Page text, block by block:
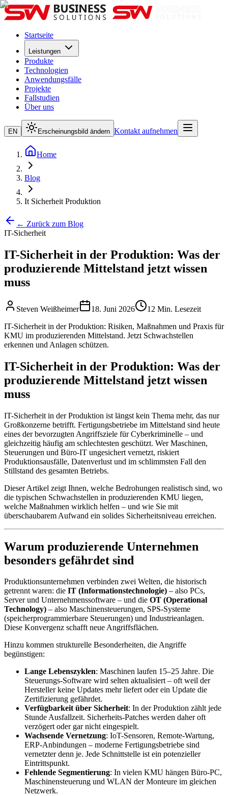
Startseite
Leistungen
Produkte
Technologien
Anwendungsfälle
Projekte
Fallstudien
Über uns
EN Erscheinungsbild ändern Kontakt aufnehmen
Home
Blog
It Sicherheit Produktion
← Zurück zum Blog
IT-Sicherheit
IT-Sicherheit in der Produktion: Was der
produzierende Mittelstand jetzt wissen
muss
Steven Weißheimer 18. Juni 2026
12 Min. Lesezeit
IT-Sicherheit in der Produktion: Risiken, Maßnahmen und Praxis für
KMU im produzierenden Mittelstand. Jetzt Schwachstellen
erkennen und Anlagen schützen.
IT-Sicherheit in der Produktion: Was der
produzierende Mittelstand jetzt wissen
muss
IT-Sicherheit in der Produktion ist längst kein Thema mehr, das nur
Großkonzerne betrifft. Fertigungsbetriebe im Mittelstand sind heute
eines der bevorzugten Angriffsziele für Cyberkriminelle – und
gleichzeitig häufig am schlechtesten geschützt. Wer Maschinen,
Steuerungen und Büro-IT ungesichert vernetzt, riskiert
Produktionsausfälle, Datenverlust und im schlimmsten Fall den
Stillstand des gesamten Betriebs.
Dieser Artikel zeigt Ihnen, welche Bedrohungen realistisch sind, wo
die typischen Schwachstellen in produzierenden KMU liegen,
welche Maßnahmen wirklich helfen – und wie Sie mit
überschaubarem Aufwand ein solides Sicherheitsniveau erreichen.
Warum produzierende Unternehmen
besonders gefährdet sind
Produktionsunternehmen verbinden zwei Welten, die historisch
getrennt waren: die IT (Informationstechnologie) – also PCs,
Server und Unternehmenssoftware – und die OT (Operational
Technology) – also Maschinensteuerungen, SPS-Systeme
(speicherprogrammierbare Steuerungen) und Industrieanlagen.
Diese Konvergenz schafft neue Angriffsflächen.
Hinzu kommen strukturelle Besonderheiten, die Angriffe
begünstigen:
Lange Lebenszyklen: Maschinen laufen 15–25 Jahre. Die
Steuerungs-Software wird selten aktualisiert – oft weil der
Hersteller keine Updates mehr liefert oder ein Update die
Zertifizierung gefährdet.
Verfügbarkeit über Sicherheit: In der Produktion zählt jede
Stunde Ausfallzeit. Sicherheits-Patches werden daher oft
verzögert oder gar nicht eingespielt.
Wachsende Vernetzung: IoT-Sensoren, Remote-Wartung,
ERP-Anbindungen – moderne Fertigungsbetriebe sind
vernetzter denn je. Jede Schnittstelle ist ein potenzieller
Eintrittspunkt.
Fehlende Segmentierung: In vielen KMU hängen Büro-PC,
Maschinensteuerung und WLAN der Monteure im gleichen
Netzwerk.